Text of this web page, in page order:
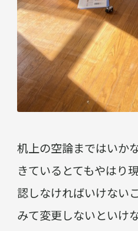
机上の空論まではいか
きているとてもやはり
認しなければいけない
みて変更しないといけ